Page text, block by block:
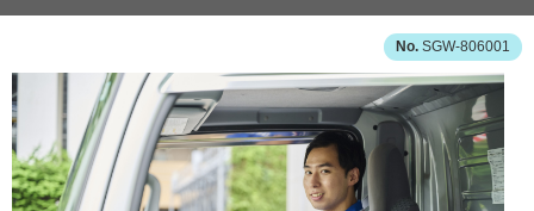
SGW-806001